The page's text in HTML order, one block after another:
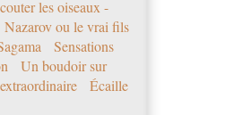
les oiseaux -
Nazarov ou le vrai fils
Sensations
Un boudoir sur
Écaille